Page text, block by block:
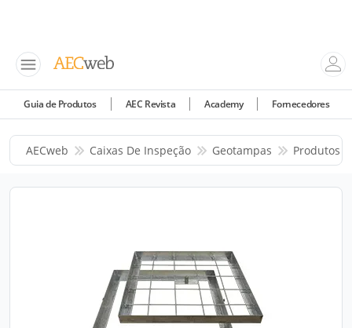
Guia de Produtos AEC Revista Academy Fornecedores
AECweb Caixas De Inspeção Geotampas Produtos